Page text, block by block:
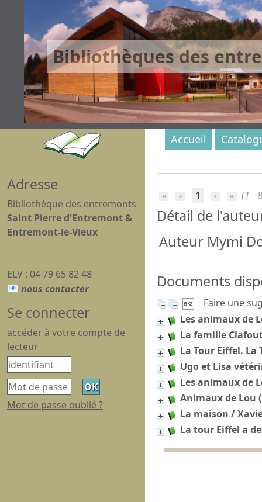
Bibliothèques des
1 (1 -
Détail de
Auteur Mymi
Documents
Faire une
Les animaux de
La famille
La Tour Eiffel.
Ugo et Lisa
Les animaux de
Animaux de Lou
La maison /
La tour Eiffel a
Accueil
Adresse
Bibliothèque des entremonts
Saint Pierre d'Entremont &
Entremont-le-Vieux
ELV : 04 79 65 82 48
Se connecter
accéder à votre compte de
lecteur
Mot de passe oublié ?